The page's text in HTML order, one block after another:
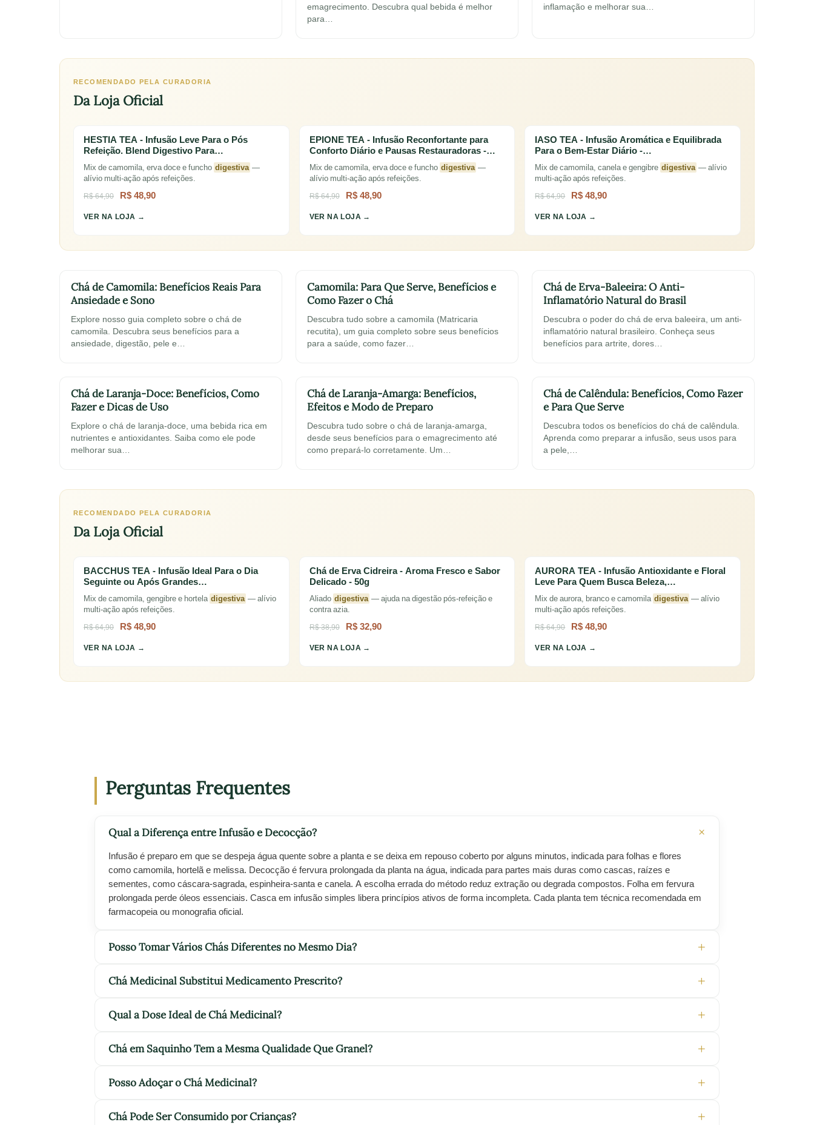
emagrecimento. Descubra qual bebida é melhor
para…
inflamação e melhorar sua…
RECOMENDADO PELA CURADORIA
Da Loja Oficial
HESTIA TEA - Infusão Leve Para o Pós
Refeição. Blend Digestivo Para…
Mix de camomila, erva doce e funcho digestiva —
alívio multi-ação após refeições.
R$ 64,90
R$ 48,90
VER NA LOJA →
EPIONE TEA - Infusão Reconfortante para
Conforto Diário e Pausas Restauradoras -…
Mix de camomila, erva doce e funcho digestiva —
alívio multi-ação após refeições.
R$ 64,90
R$ 48,90
VER NA LOJA →
IASO TEA - Infusão Aromática e Equilibrada
Para o Bem-Estar Diário -…
Mix de camomila, canela e gengibre digestiva — alívio
multi-ação após refeições.
R$ 64,90
R$ 48,90
VER NA LOJA →
Chá de Camomila: Benefícios Reais Para
Ansiedade e Sono
Explore nosso guia completo sobre o chá de
camomila. Descubra seus benefícios para a
ansiedade, digestão, pele e…
Camomila: Para Que Serve, Benefícios e
Como Fazer o Chá
Descubra tudo sobre a camomila (Matricaria
recutita), um guia completo sobre seus benefícios
para a saúde, como fazer…
Chá de Erva-Baleeira: O Anti-
Inflamatório Natural do Brasil
Descubra o poder do chá de erva baleeira, um anti-
inflamatório natural brasileiro. Conheça seus
benefícios para artrite, dores…
Chá de Laranja-Doce: Benefícios, Como
Fazer e Dicas de Uso
Explore o chá de laranja-doce, uma bebida rica em
nutrientes e antioxidantes. Saiba como ele pode
melhorar sua…
Chá de Laranja-Amarga: Benefícios,
Efeitos e Modo de Preparo
Descubra tudo sobre o chá de laranja-amarga,
desde seus benefícios para o emagrecimento até
como prepará-lo corretamente. Um…
Chá de Calêndula: Benefícios, Como Fazer
e Para Que Serve
Descubra todos os benefícios do chá de calêndula.
Aprenda como preparar a infusão, seus usos para
a pele,…
RECOMENDADO PELA CURADORIA
Da Loja Oficial
BACCHUS TEA - Infusão Ideal Para o Dia
Seguinte ou Após Grandes…
Mix de camomila, gengibre e hortela digestiva — alívio
multi-ação após refeições.
R$ 64,90
R$ 48,90
VER NA LOJA →
Chá de Erva Cidreira - Aroma Fresco e Sabor
Delicado - 50g
Aliado digestiva — ajuda na digestão pós-refeição e
contra azia.
R$ 38,90
R$ 32,90
VER NA LOJA →
AURORA TEA - Infusão Antioxidante e Floral
Leve Para Quem Busca Beleza,…
Mix de aurora, branco e camomila digestiva — alívio
multi-ação após refeições.
R$ 64,90
R$ 48,90
VER NA LOJA →
Perguntas Frequentes
Qual a Diferença entre Infusão e Decocção?
Infusão é preparo em que se despeja água quente sobre a planta e se deixa em repouso coberto por alguns minutos, indicada para folhas e flores
como camomila, hortelã e melissa. Decocção é fervura prolongada da planta na água, indicada para partes mais duras como cascas, raízes e
sementes, como cáscara-sagrada, espinheira-santa e canela. A escolha errada do método reduz extração ou degrada compostos. Folha em fervura
prolongada perde óleos essenciais. Casca em infusão simples libera princípios ativos de forma incompleta. Cada planta tem técnica recomendada em
farmacopeia ou monografia oficial.
Posso Tomar Vários Chás Diferentes no Mesmo Dia?
Chá Medicinal Substitui Medicamento Prescrito?
Qual a Dose Ideal de Chá Medicinal?
Chá em Saquinho Tem a Mesma Qualidade Que Granel?
Posso Adoçar o Chá Medicinal?
Chá Pode Ser Consumido por Crianças?